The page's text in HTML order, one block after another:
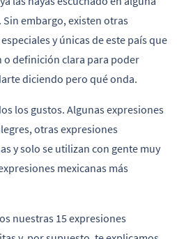
embargo, existen otras
y únicas de este país que
o definición clara para poder
diciendo pero qué onda.
los gustos. Algunas expresiones
otras expresiones
y solo se utilizan con gente muy
mexicanas más
nuestras 15 expresiones